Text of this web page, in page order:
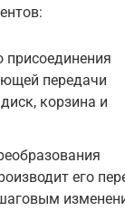
присоединения
передачи
корзина и
его